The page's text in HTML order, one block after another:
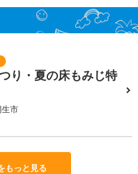
り・夏の床もみじ特
市
もっと見る